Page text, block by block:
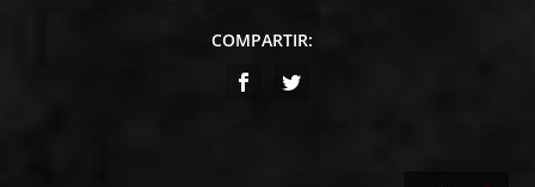
COMPARTIR: